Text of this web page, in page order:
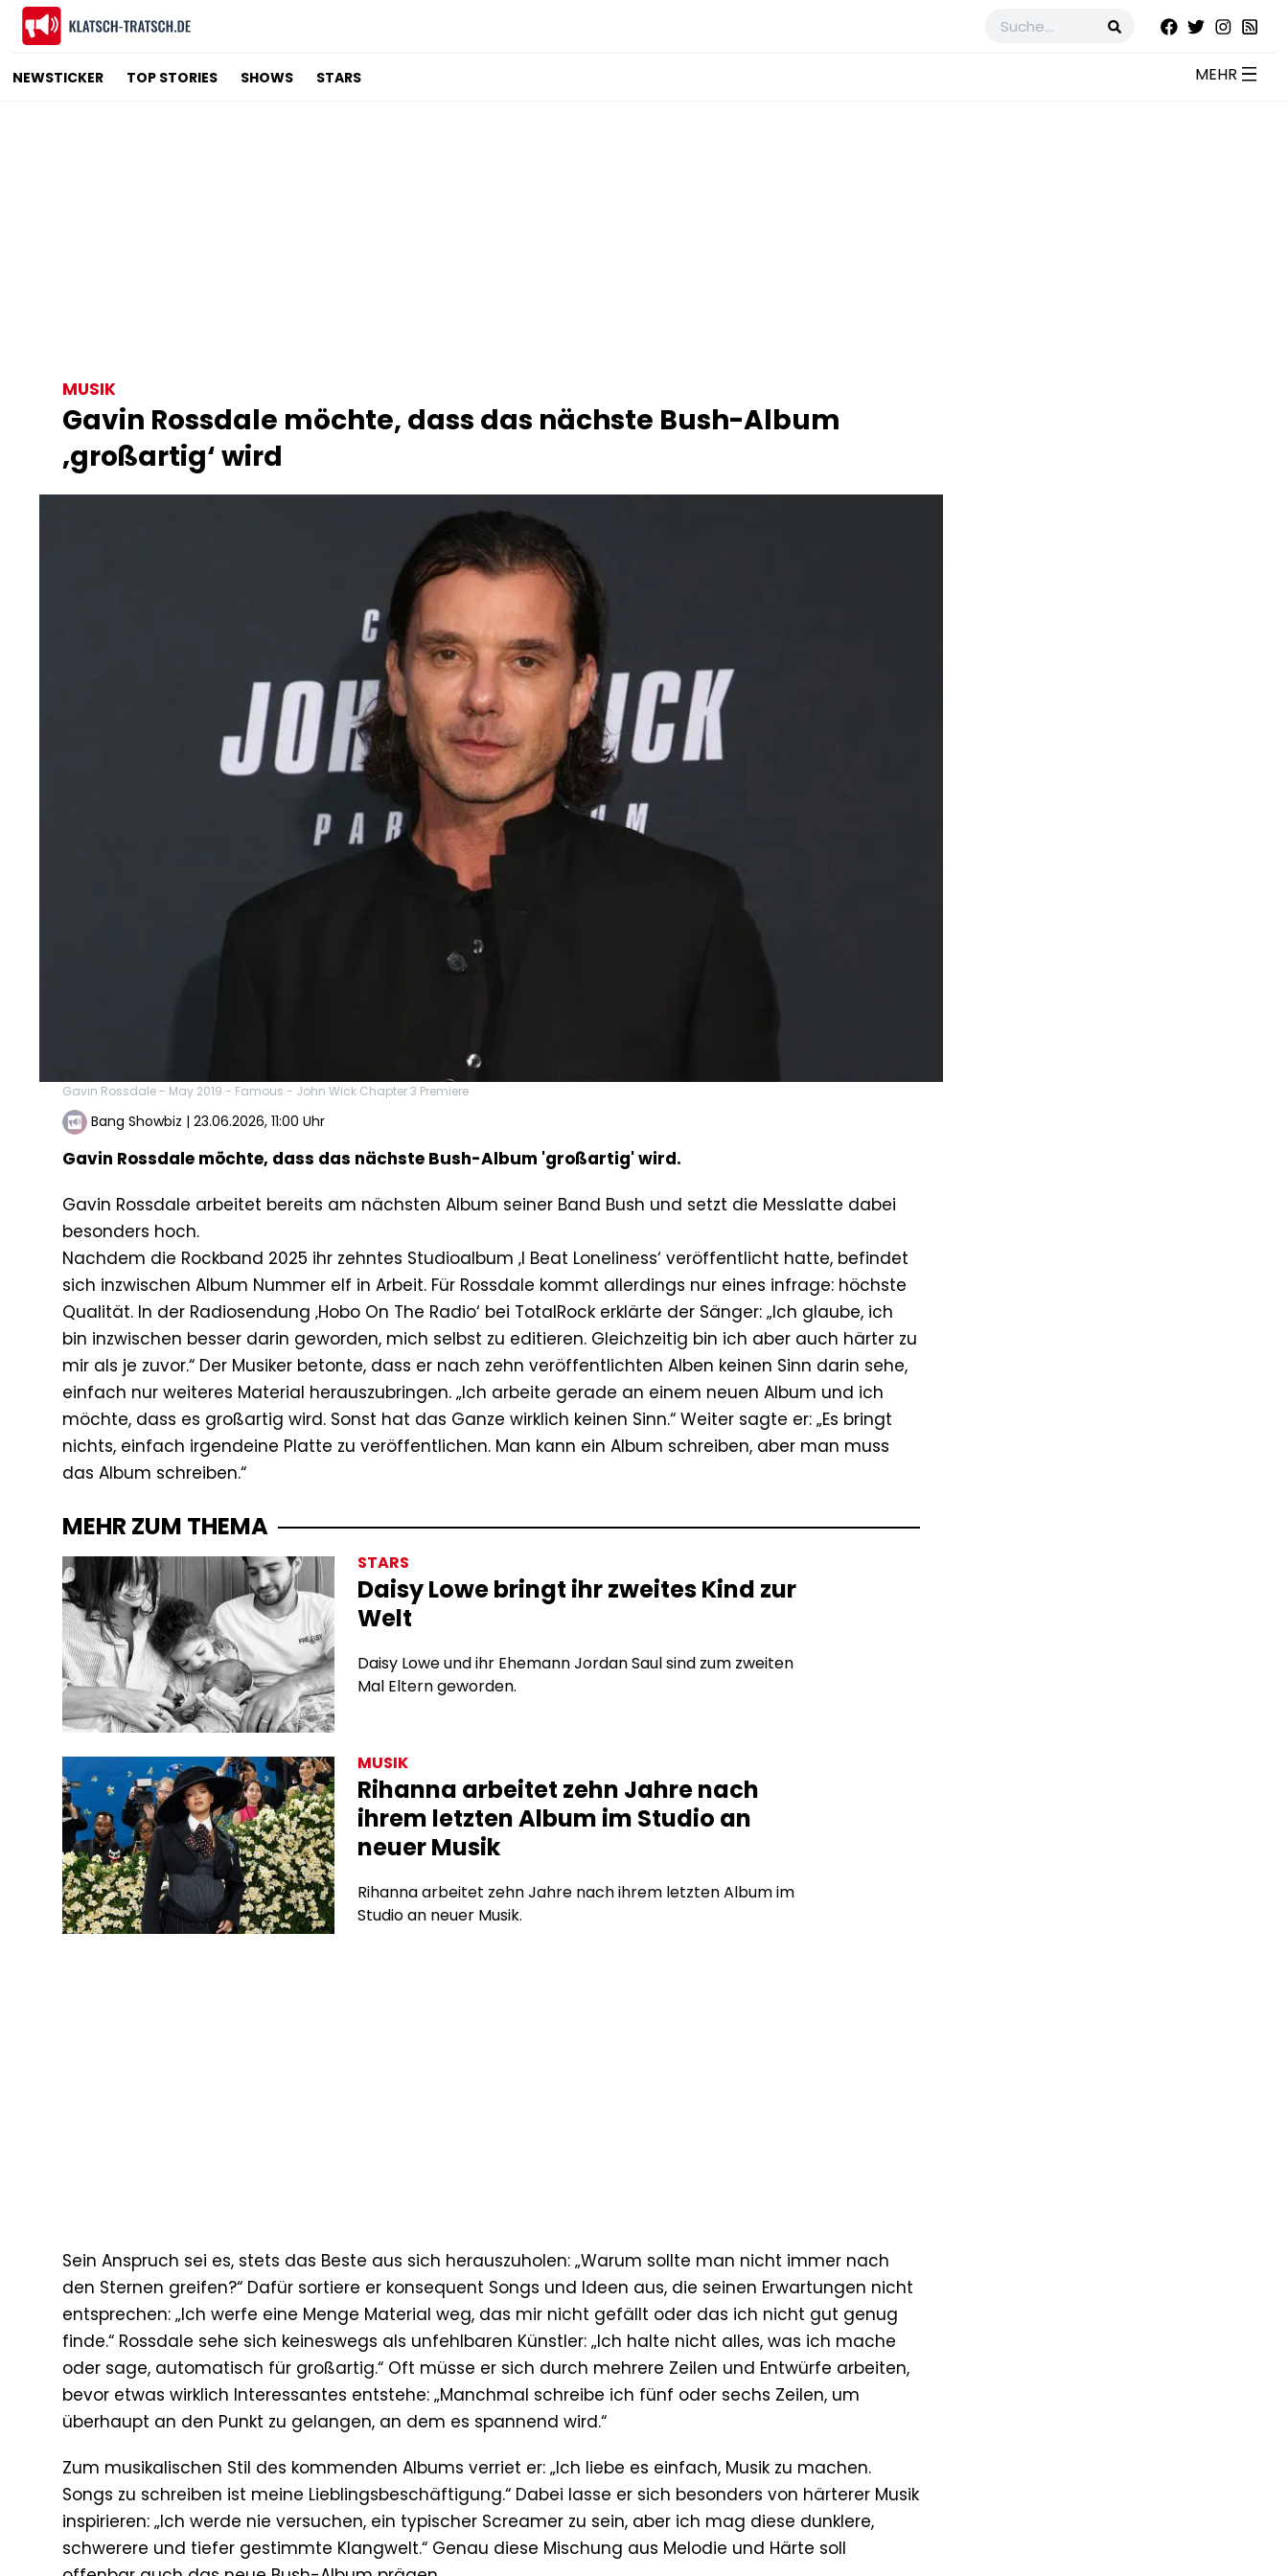
NEWSTICKER TOP STORIES SHOWS STARS
MUSIK
Gavin Rossdale möchte, dass das nächste Bush-Album
‚großartig‘ wird
Gavin Rossdale - May 2019 - Famous - John Wick Chapter 3 Premiere
Bang Showbiz | 23.06.2026, 11:00 Uhr
Gavin Rossdale möchte, dass das nächste Bush-Album 'großartig' wird.
Gavin Rossdale arbeitet bereits am nächsten Album seiner Band Bush und setzt die Messlatte dabei
besonders hoch.
Nachdem die Rockband 2025 ihr zehntes Studioalbum ‚I Beat Loneliness‘ veröffentlicht hatte, befindet
sich inzwischen Album Nummer elf in Arbeit. Für Rossdale kommt allerdings nur eines infrage: höchste
Qualität. In der Radiosendung ‚Hobo On The Radio‘ bei TotalRock erklärte der Sänger: „Ich glaube, ich
bin inzwischen besser darin geworden, mich selbst zu editieren. Gleichzeitig bin ich aber auch härter zu
mir als je zuvor.“ Der Musiker betonte, dass er nach zehn veröffentlichten Alben keinen Sinn darin sehe,
einfach nur weiteres Material herauszubringen. „Ich arbeite gerade an einem neuen Album und ich
möchte, dass es großartig wird. Sonst hat das Ganze wirklich keinen Sinn.“ Weiter sagte er: „Es bringt
nichts, einfach irgendeine Platte zu veröffentlichen. Man kann ein Album schreiben, aber man muss
das Album schreiben.“
MEHR ZUM THEMA
STARS
Daisy Lowe bringt ihr zweites Kind zur
Welt
Daisy Lowe und ihr Ehemann Jordan Saul sind zum zweiten
Mal Eltern geworden.
MUSIK
Rihanna arbeitet zehn Jahre nach
ihrem letzten Album im Studio an
neuer Musik
Rihanna arbeitet zehn Jahre nach ihrem letzten Album im
Studio an neuer Musik.
Sein Anspruch sei es, stets das Beste aus sich herauszuholen: „Warum sollte man nicht immer nach
den Sternen greifen?“ Dafür sortiere er konsequent Songs und Ideen aus, die seinen Erwartungen nicht
entsprechen: „Ich werfe eine Menge Material weg, das mir nicht gefällt oder das ich nicht gut genug
finde.“ Rossdale sehe sich keineswegs als unfehlbaren Künstler: „Ich halte nicht alles, was ich mache
oder sage, automatisch für großartig.“ Oft müsse er sich durch mehrere Zeilen und Entwürfe arbeiten,
bevor etwas wirklich Interessantes entstehe: „Manchmal schreibe ich fünf oder sechs Zeilen, um
überhaupt an den Punkt zu gelangen, an dem es spannend wird.“
Zum musikalischen Stil des kommenden Albums verriet er: „Ich liebe es einfach, Musik zu machen.
Songs zu schreiben ist meine Lieblingsbeschäftigung.“ Dabei lasse er sich besonders von härterer Musik
inspirieren: „Ich werde nie versuchen, ein typischer Screamer zu sein, aber ich mag diese dunklere,
schwerere und tiefer gestimmte Klangwelt.“ Genau diese Mischung aus Melodie und Härte soll